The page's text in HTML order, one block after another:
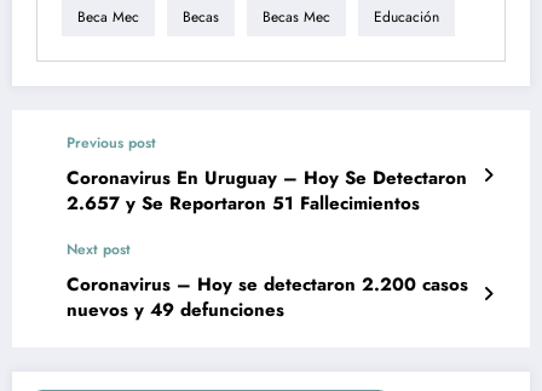
Beca Mec Becas Becas Mec Educación
Previous post
Coronavirus En Uruguay – Hoy Se Detectaron
2.657 y Se Reportaron 51 Fallecimientos
Next post
Coronavirus – Hoy se detectaron 2.200 casos
nuevos y 49 defunciones